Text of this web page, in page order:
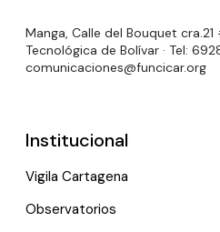
Manga, Calle del Bouquet
Tecnológica de Bolívar · Tel:
comunicaciones@funcicar.org
Institucional
Vigila Cartagena
Observatorios